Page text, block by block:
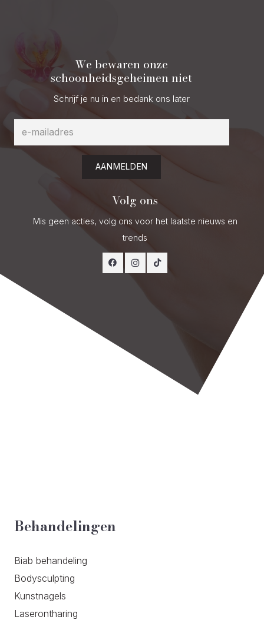
We bewaren onze
schoonheidsgeheimen niet
Schrijf je nu in en bedank ons later
AANMELDEN
Volg ons
Mis geen acties, volg ons voor het laatste nieuws en
trends
Behandelingen
Biab behandeling
Bodysculpting
Kunstnagels
Laserontharing